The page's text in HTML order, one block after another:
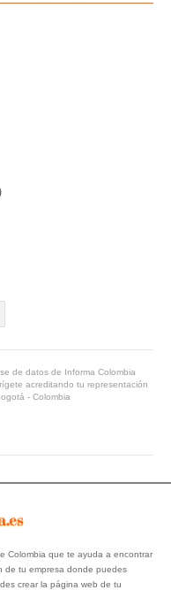
de datos de Informa Colombia
acreditando tu representación
- Colombia
Colombia que te ayuda a encontrar
de tu empresa donde puedes
crear la página web de tu